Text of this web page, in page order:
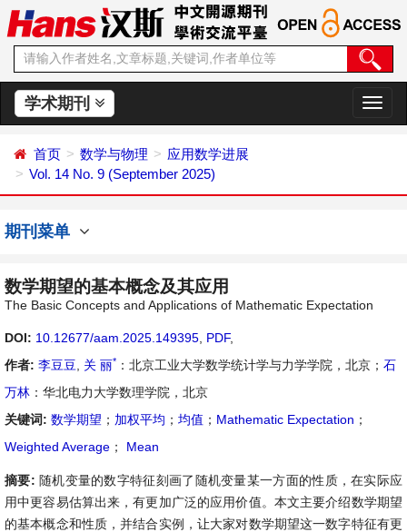
学术期刊
切
换
首页 数学与物理
应用数学进展
Vol. 14 No. 9 (September 2025)
期刊菜单
数学期望的基本概念及其应用
The Basic Concepts and Applications of Mathematic Expectation
DOI: 10.12677/aam.2025.149395 PDF,
作者: 李豆豆 关 丽* ：北京工业大学数学统计学与力学学院，北京； 石
万林 ：华北电力大学数理学院，北京
关键词: 数学期望 ； 加权平均 ； 均值 ； Mathematic Expectation ；
Weighted Average ； Mean
摘要: 随机变量的数字特征刻画了随机变量某一方面的性质，在实际应
用中更容易估算出来，有更加广泛的应用价值。本文主要介绍数学期望
的基本概念和性质，并结合实例，让大家对数学期望这一数字特征有更